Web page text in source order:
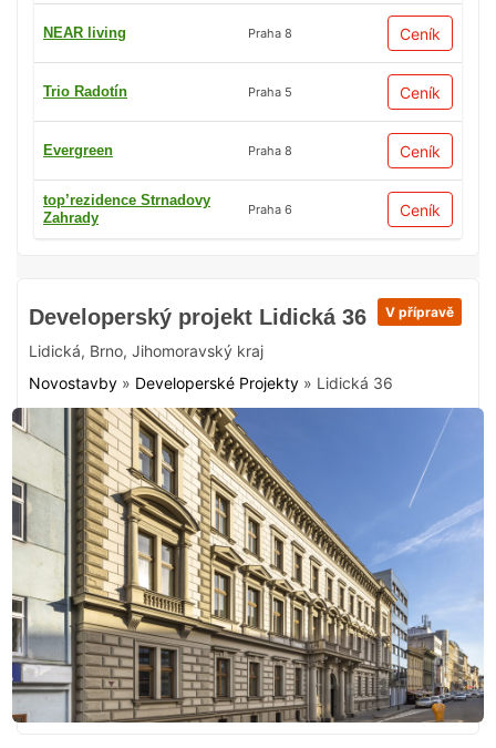
Developerský projekt Lidická 36 V přípravě
Lidická, Brno, Jihomoravský kraj
Novostavby » Developerské Projekty » Lidická 36
NEAR living Praha 8 Ceník
Trio Radotín Praha 5 Ceník
Evergreen Praha 8 Ceník
top’rezidence Strnadovy
Zahrady
Praha 6 Ceník